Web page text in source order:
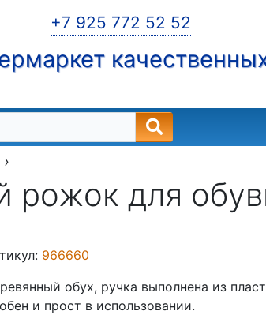
+7 925 772 52 52
›
рожок для
966660
обух, ручка выполнена из
и прост в использовании.